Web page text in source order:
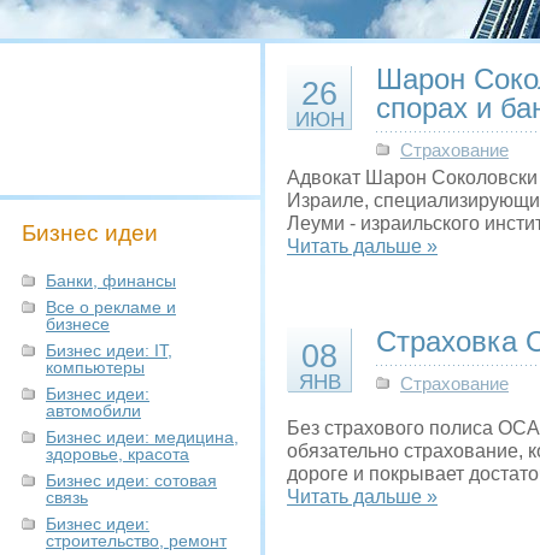
Бизнес идеи
Банки, финансы
Все о рекламе и
бизнесе
Бизнес идеи: IT,
компьютеры
Бизнес идеи:
автомобили
Бизнес идеи: медицина,
здоровье, красота
Бизнес идеи: сотовая
связь
Бизнес идеи:
строительство, ремонт
26
ИЮН
Шарон
спорах и
Страхование
Адвокат Шарон
Израиле,
Леуми - израильского
Читать дальше »
08
ЯНВ
Страховка
Страхование
Без страхового полиса
обязательно страхование,
дороге и покрывает
Читать дальше »